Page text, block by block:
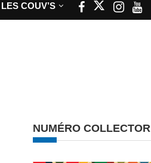
LES COUV’S
NUMÉRO COLLECTOR